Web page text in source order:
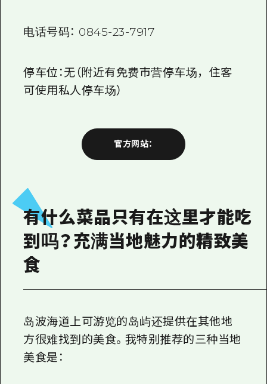
电话号码： 0845-23-7917
停车位：无（附近有免费市营停车场，住客
可使用私人停车场）
官方网站：
有什么菜品只有在这里才能吃
到吗？充满当地魅力的精致美
食
岛波海道上可游览的岛屿还提供在其他地
方很难找到的美食。我特别推荐的三种当地
美食是：